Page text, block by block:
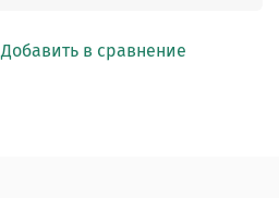
Добавить в сравнение